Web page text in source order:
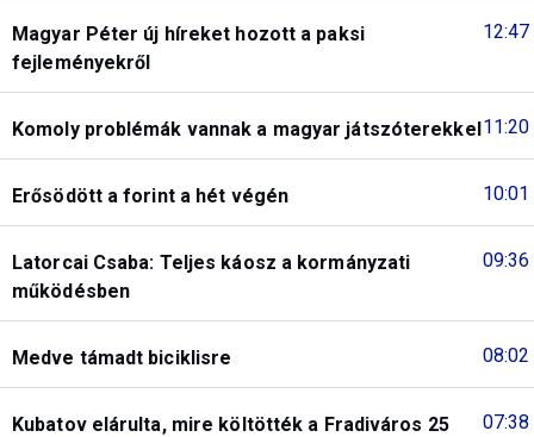
12:47
Magyar Péter új híreket hozott a paksi
fejleményekről
11:20
Komoly problémák vannak a magyar játszóterekkel
10:01
Erősödött a forint a hét végén
09:36
Latorcai Csaba: Teljes káosz a kormányzati
működésben
08:02
Medve támadt biciklisre
07:38
Kubatov elárulta, mire költötték a Fradiváros 25